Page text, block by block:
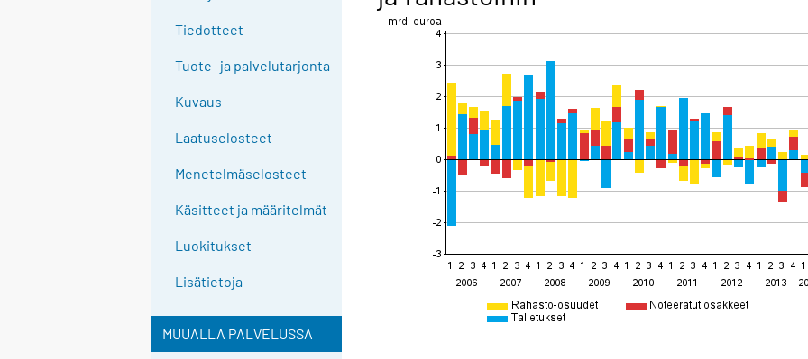
Tiedotteet
Tuote- ja palvelutarjonta
Kuvaus
Laatuselosteet
Menetelmäselosteet
Käsitteet ja määritelmät
Luokitukset
Lisätietoja
MUUALLA PALVELUSSA